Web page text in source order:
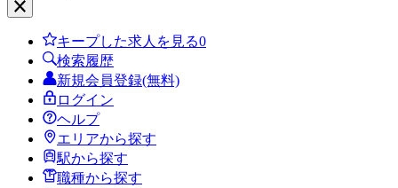
キープした求人を見る0
検索履歴
新規会員登録(無料)
ログイン
ヘルプ
エリアから探す
駅から探す
職種から探す